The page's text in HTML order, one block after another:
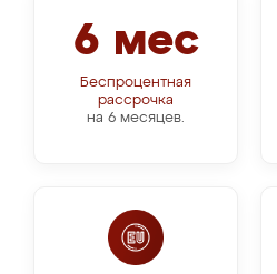
6 мес
Беспроцентная
рассрочка
на 6 месяцев.